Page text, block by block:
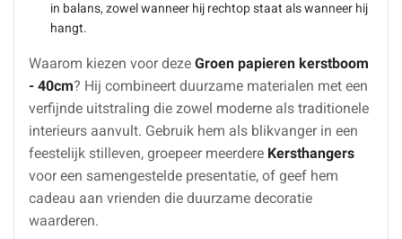
in balans, zowel wanneer hij rechtop staat als wanneer hij
hangt.
Waarom kiezen voor deze Groen papieren kerstboom
- 40cm? Hij combineert duurzame materialen met een
verfijnde uitstraling die zowel moderne als traditionele
interieurs aanvult. Gebruik hem als blikvanger in een
feestelijk stilleven, groepeer meerdere Kersthangers
voor een samengestelde presentatie, of geef hem
cadeau aan vrienden die duurzame decoratie
waarderen.